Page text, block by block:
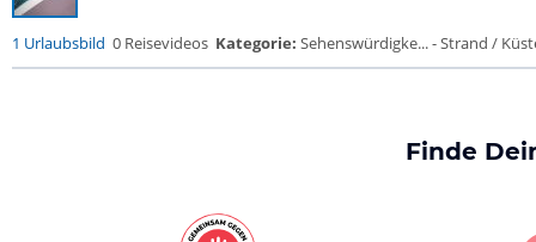
1 Urlaubsbild 0 Reisevideos Kategorie: Sehenswürdigke... - Strand /
Finde